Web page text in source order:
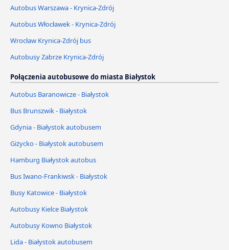
Autobus Warszawa - Krynica-Zdrój
Autobus Włocławek - Krynica-Zdrój
Wrocław Krynica-Zdrój bus
Autobusy Zabrze Krynica-Zdrój
Połączenia autobusowe do miasta Białystok
Autobus Baranowicze - Białystok
Bus Brunszwik - Białystok
Gdynia - Białystok autobusem
Giżycko - Białystok autobusem
Hamburg Białystok autobus
Bus Iwano-Frankiwsk - Białystok
Busy Katowice - Białystok
Autobusy Kielce Białystok
Autobusy Kowno Białystok
Lida - Białystok autobusem